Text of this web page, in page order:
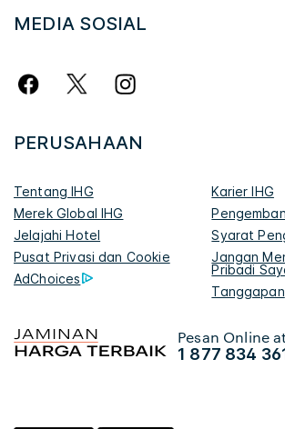
MEDIA SOSIAL
PERUSAHAAN
Tentang IHG
Karier IHG
Merek Global IHG
Jelajahi Hotel
Syarat
Pusat Privasi dan Cookie
Jangan
Pribadi
AdChoices
Tanggapan
Pesan Online
1 877 834